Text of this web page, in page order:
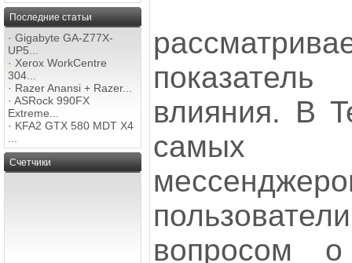
Последние статьи
· Gigabyte GA-Z77X-
UP5...
· Xerox WorkCentre
304...
· Razer Anansi + Razer...
· ASRock 990FX
Extreme...
· KFA2 GTX 580 MDT X4
Счетчики
влияния. В
самых
вопросом